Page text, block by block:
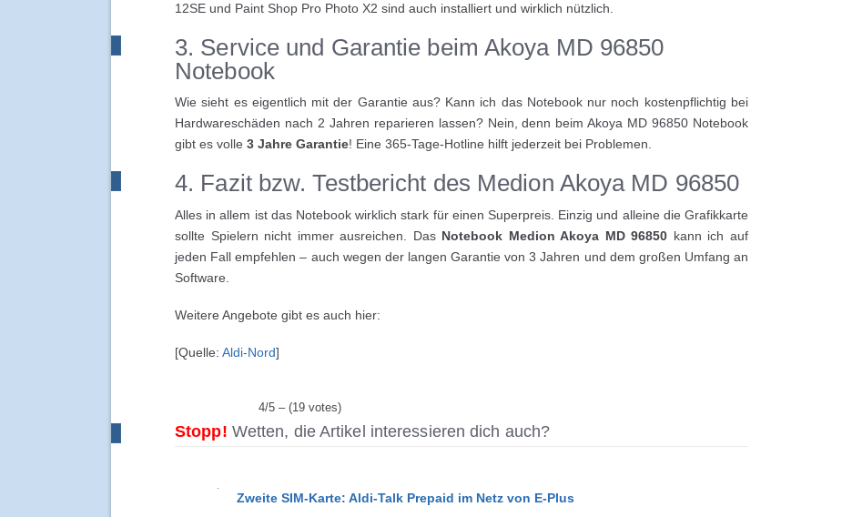
12SE und Paint Shop Pro Photo X2 sind auch installiert und wirklich nützlich.
3. Service und Garantie beim Akoya MD 96850
Notebook
Wie sieht es eigentlich mit der Garantie aus? Kann ich das Notebook nur noch kostenpflichtig bei
Hardwareschäden nach 2 Jahren reparieren lassen? Nein, denn beim Akoya MD 96850 Notebook
gibt es volle 3 Jahre Garantie! Eine 365-Tage-Hotline hilft jederzeit bei Problemen.
4. Fazit bzw. Testbericht des Medion Akoya MD 96850
Alles in allem ist das Notebook wirklich stark für einen Superpreis. Einzig und alleine die Grafikkarte
sollte Spielern nicht immer ausreichen. Das Notebook Medion Akoya MD 96850 kann ich auf
jeden Fall empfehlen – auch wegen der langen Garantie von 3 Jahren und dem großen Umfang an
Software.
Weitere Angebote gibt es auch hier:
[Quelle: Aldi-Nord]
4/5 – (19 votes)
Stopp! Wetten, die Artikel interessieren dich auch?
Zweite SIM-Karte: Aldi-Talk Prepaid im Netz von E-Plus